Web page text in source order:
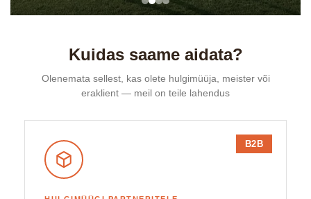
Kuidas saame aidata?
Olenemata sellest, kas olete hulgimüüja, meister või
eraklient — meil on teile lahendus
B2B